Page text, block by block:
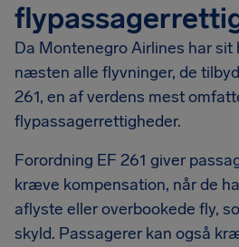
Da Montenegro Airlines har sit
næsten alle flyvninger, de
261, en af verdens mest
flypassagerrettigheder.
Forordning EF 261 giver
kræve kompensation, når de
aflyste eller overbookede fly,
skyld. Passagerer kan også